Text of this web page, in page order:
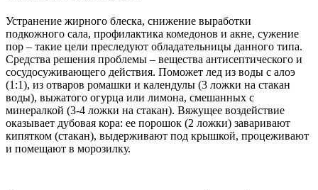
Устранение жирного блеска, снижение выработки
подкожного сала, профилактика комедонов и акне, сужение
пор – такие цели преследуют обладательницы данного типа.
Средства решения проблемы – вещества антисептического и
сосудосуживающего действия. Поможет лед из воды с алоэ
(1:1), из отваров ромашки и календулы (3 ложки на стакан
воды), выжатого огурца или лимона, смешанных с
минералкой (3-4 ложки на стакан). Вяжущее воздействие
оказывает дубовая кора: ее порошок (2 ложки) заваривают
кипятком (стакан), выдерживают под крышкой, процеживают
и помещают в морозилку.